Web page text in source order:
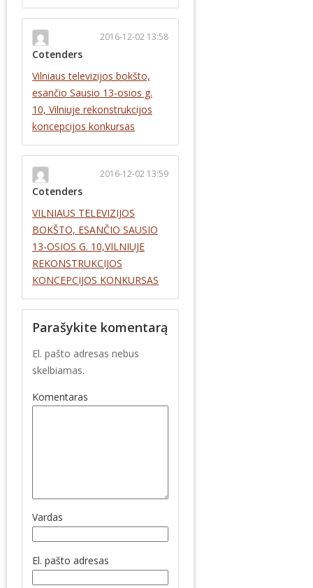
2016-12-02 13:58
Cotenders
Vilniaus televizijos bokšto,
esančio Sausio 13‐osios g.
10, Vilniuje rekonstrukcijos
koncepcijos konkursas
2016-12-02 13:59
Cotenders
VILNIAUS TELEVIZIJOS
BOKŠTO, ESANČIO SAUSIO
13-OSIOS G. 10,VILNIUJE
REKONSTRUKCIJOS
KONCEPCIJOS KONKURSAS
Parašykite komentarą
El. pašto adresas nebus
skelbiamas.
Komentaras
Vardas
El. pašto adresas